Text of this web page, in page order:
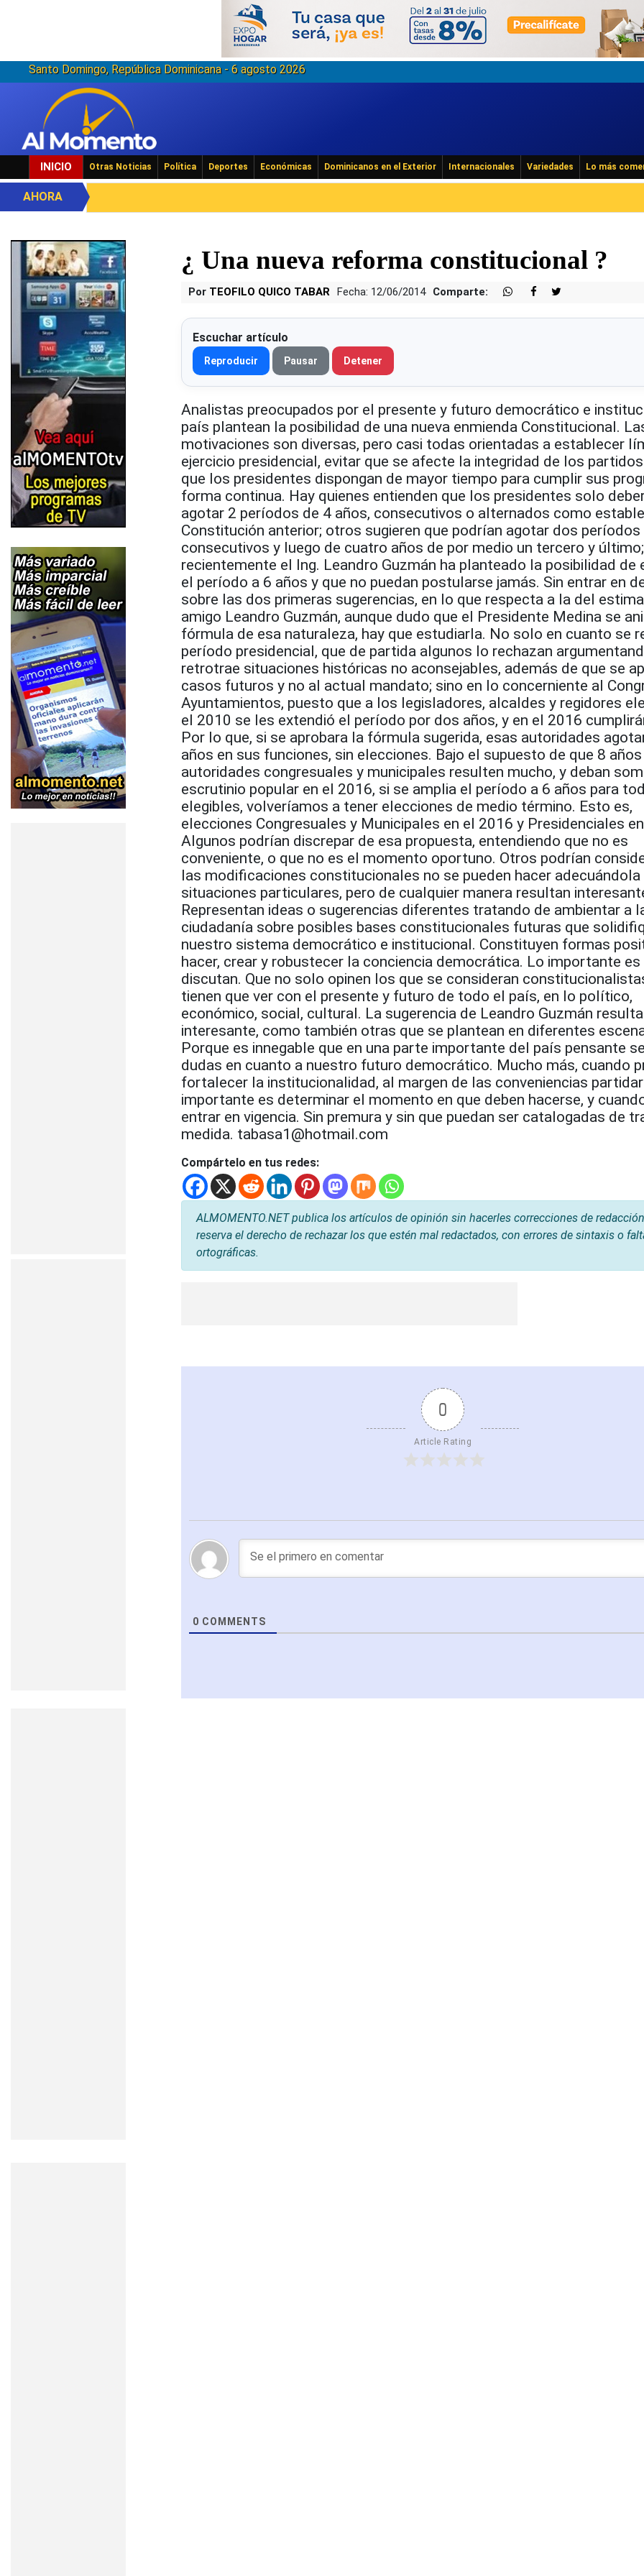
Santo Domingo, República Dominicana - 6 agosto 2026
INICIO Otras Noticias Política Deportes Económicas Dominicanos en el Exterior Internacionales Variedades Lo más
AHORA
¿ Una nueva reforma constitucional ?
Por TEOFILO QUICO TABAR Fecha: 12/06/2014 Comparte:
Escuchar artículo
Reproducir Pausar Detener
Analistas preocupados por el presente y futuro democrático e
país plantean la posibilidad de una nueva enmienda Constitucional.
motivaciones son diversas, pero casi todas orientadas a establecer
ejercicio presidencial, evitar que se afecte la integridad de los
que los presidentes dispongan de mayor tiempo para cumplir sus
forma continua. Hay quienes entienden que los presidentes solo
agotar 2 períodos de 4 años, consecutivos o alternados como
Constitución anterior; otros sugieren que podrían agotar dos períodos
consecutivos y luego de cuatro años de por medio un tercero y
recientemente el Ing. Leandro Guzmán ha planteado la posibilidad de
el período a 6 años y que no puedan postularse jamás. Sin entrar en
sobre las dos primeras sugerencias, en lo que respecta a la del
amigo Leandro Guzmán, aunque dudo que el Presidente Medina se
fórmula de esa naturaleza, hay que estudiarla. No solo en cuanto se
período presidencial, que de partida algunos lo rechazan
retrotrae situaciones históricas no aconsejables, además de que se
casos futuros y no al actual mandato; sino en lo concerniente al
Ayuntamientos, puesto que a los legisladores, alcaldes y regidores
el 2010 se les extendió el período por dos años, y en el 2016
Por lo que, si se aprobara la fórmula sugerida, esas autoridades
años en sus funciones, sin elecciones. Bajo el supuesto de que 8
autoridades congresuales y municipales resulten mucho, y deban
escrutinio popular en el 2016, si se amplia el período a 6 años para
elegibles, volveríamos a tener elecciones de medio término. Esto es,
elecciones Congresuales y Municipales en el 2016 y Presidenciales
Algunos podrían discrepar de esa propuesta, entendiendo que no es
conveniente, o que no es el momento oportuno. Otros podrían
las modificaciones constitucionales no se pueden hacer adecuándola
situaciones particulares, pero de cualquier manera resultan
Representan ideas o sugerencias diferentes tratando de ambientar a
ciudadanía sobre posibles bases constitucionales futuras que
nuestro sistema democrático e institucional. Constituyen formas
hacer, crear y robustecer la conciencia democrática. Lo importante es
discutan. Que no solo opinen los que se consideran
tienen que ver con el presente y futuro de todo el país, en lo político,
económico, social, cultural. La sugerencia de Leandro Guzmán resulta
interesante, como también otras que se plantean en diferentes
Porque es innegable que en una parte importante del país pensante
dudas en cuanto a nuestro futuro democrático. Mucho más, cuando
fortalecer la institucionalidad, al margen de las conveniencias
importante es determinar el momento en que deben hacerse, y
entrar en vigencia. Sin premura y sin que puedan ser catalogadas de
medida. tabasa1@hotmail.com
Compártelo en tus redes:
ALMOMENTO.NET publica los artículos de opinión sin hacerles correcciones de
reserva el derecho de rechazar los que estén mal redactados, con errores de sintaxis o
ortográficas.
0
Article Rating
0 COMMENTS